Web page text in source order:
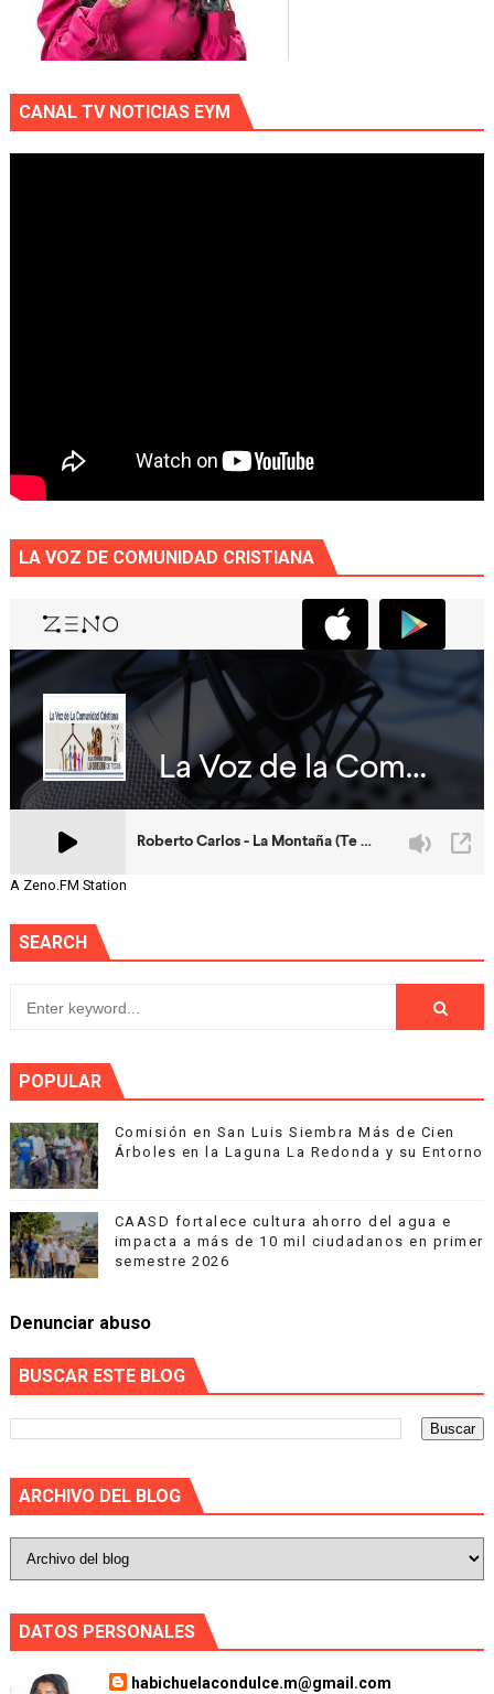
CANAL TV NOTICIAS EYM
LA VOZ DE COMUNIDAD CRISTIANA
A Zeno.FM Station
SEARCH
POPULAR
Comisión en San Luis Siembra Más de Cien
Árboles en la Laguna La Redonda y su Entorno
CAASD fortalece cultura ahorro del agua e
impacta a más de 10 mil ciudadanos en primer
semestre 2026
Denunciar abuso
BUSCAR ESTE BLOG
ARCHIVO DEL BLOG
DATOS PERSONALES
habichuelacondulce.m@gmail.com